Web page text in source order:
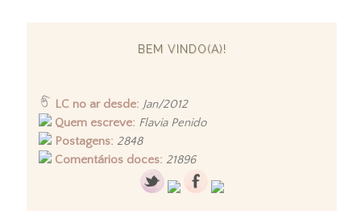
BEM VINDO(A)!
LC no ar desde: Jan/2012
Quem escreve: Flavia Penido
Postagens: 2848
Comentários doces: 21896